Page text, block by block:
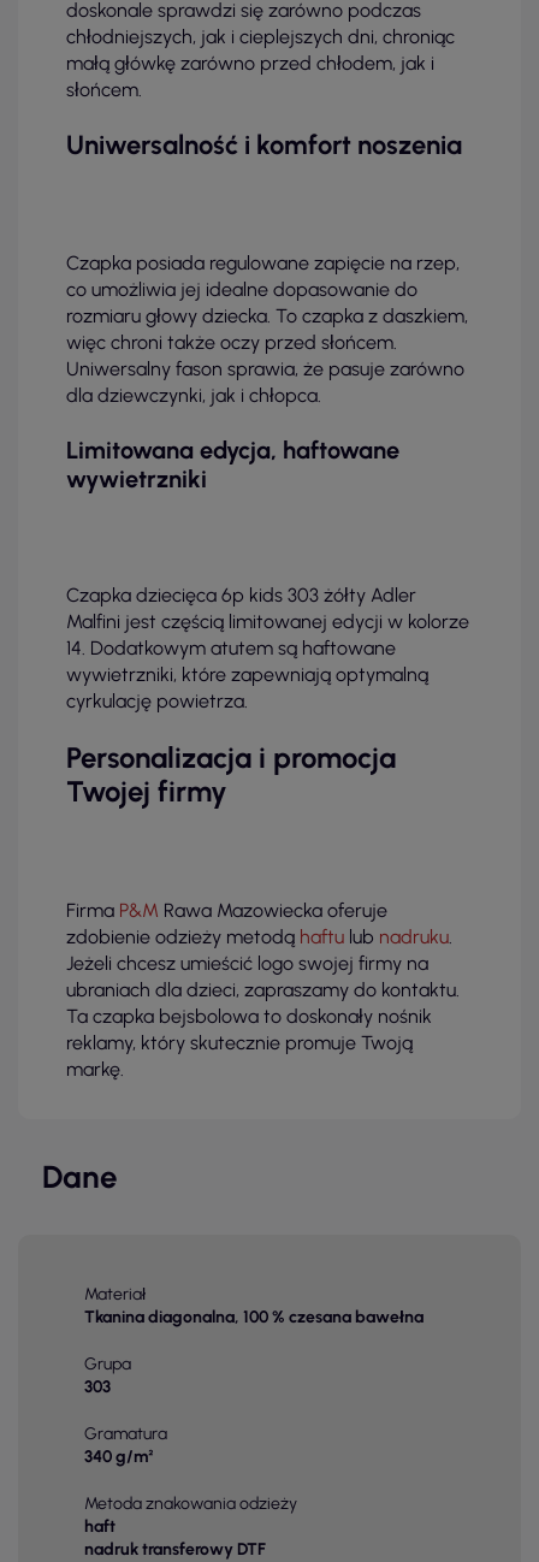
doskonale sprawdzi się zarówno podczas
chłodniejszych, jak i cieplejszych dni, chroniąc
małą główkę zarówno przed chłodem, jak i
słońcem.
Uniwersalność i komfort noszenia
Czapka posiada regulowane zapięcie na rzep,
co umożliwia jej idealne dopasowanie do
rozmiaru głowy dziecka. To czapka z daszkiem,
więc chroni także oczy przed słońcem.
Uniwersalny fason sprawia, że pasuje zarówno
dla dziewczynki, jak i chłopca.
Limitowana edycja, haftowane
wywietrzniki
Czapka dziecięca 6p kids 303 żółty Adler
Malfini jest częścią limitowanej edycji w kolorze
14. Dodatkowym atutem są haftowane
wywietrzniki, które zapewniają optymalną
cyrkulację powietrza.
Personalizacja i promocja
Twojej firmy
Firma P&M Rawa Mazowiecka oferuje
zdobienie odzieży metodą haftu lub nadruku.
Jeżeli chcesz umieścić logo swojej firmy na
ubraniach dla dzieci, zapraszamy do kontaktu.
Ta czapka bejsbolowa to doskonały nośnik
reklamy, który skutecznie promuje Twoją
markę.
Dane
Materiał
Tkanina diagonalna, 100 % czesana bawełna
Grupa
303
Gramatura
340 g/m²
Metoda znakowania odzieży
haft
nadruk transferowy DTF